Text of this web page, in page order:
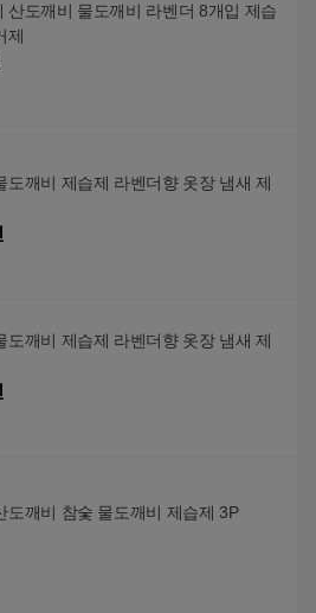
산도깨비 물도깨비 라벤더 8개입 제습
제
도깨비 제습제 라벤더향 옷장 냄새 제
도깨비 제습제 라벤더향 옷장 냄새 제
도깨비 참숯 물도깨비 제습제 3P